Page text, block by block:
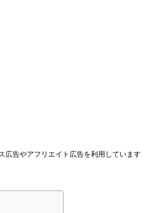
広告やアフリエイト広告を利用しています